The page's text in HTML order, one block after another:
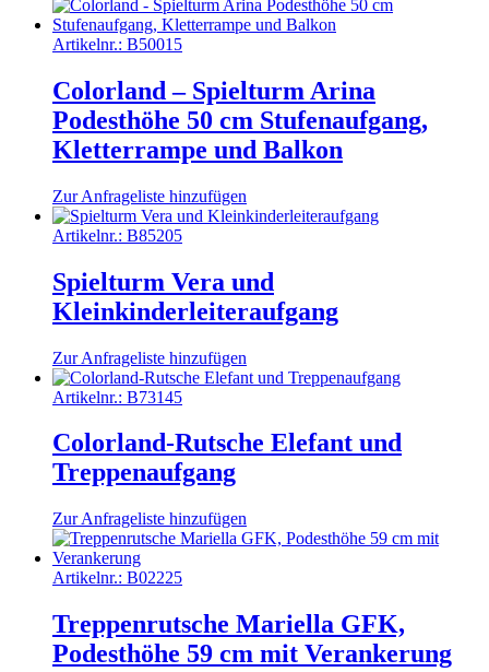
Artikelnr.: B50015
Colorland – Spielturm Arina
Podesthöhe 50 cm Stufenaufgang,
Kletterrampe und Balkon
Zur Anfrageliste hinzufügen
Artikelnr.: B85205
Spielturm Vera und
Kleinkinderleiteraufgang
Zur Anfrageliste hinzufügen
Artikelnr.: B73145
Colorland-Rutsche Elefant und
Treppenaufgang
Zur Anfrageliste hinzufügen
Artikelnr.: B02225
Treppenrutsche Mariella GFK,
Podesthöhe 59 cm mit Verankerung